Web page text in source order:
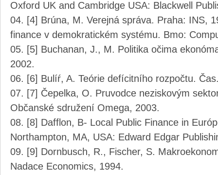
Oxford UK and Cambridge USA: Blackwell
[4] Brúna, M. Verejná správa. Praha: INS,
finance v demokratickém systému. Bmo:
[5] Buchanan, J., M. Politika očima
2002.
[6] Bulíŕ, A. Teórie defícitního rozpočtu.
[7] Čepelka, O. Pruvodce neziskovým
Občanské sdružení Omega, 2003.
[8] Dafflon, B- Local Public Finance in
Northampton, MA, USA: Edward Edgar
[9] Dornbusch, R., Fischer, S.
Nadace Economics, 1994.